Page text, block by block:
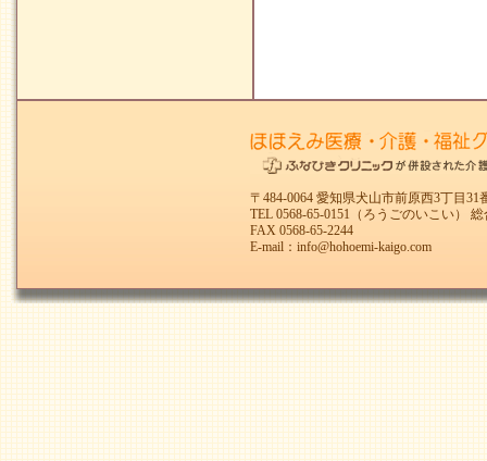
〒484-0064 愛知県犬山市前原西3丁目31
TEL 0568-65-0151 （ろうごのいこい）
FAX 0568-65-2244
E-mail： info@hohoemi-kaigo.com